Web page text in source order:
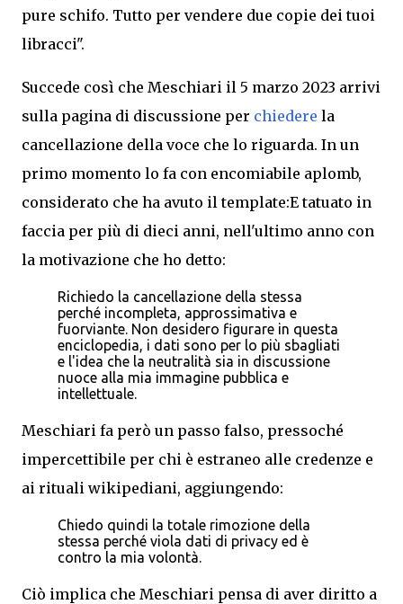
pure schifo. Tutto per vendere due copie dei tuoi
libracci".
Succede così che Meschiari il 5 marzo 2023 arrivi
sulla pagina di discussione per chiedere la
cancellazione della voce che lo riguarda. In un
primo momento lo fa con encomiabile aplomb,
considerato che ha avuto il template:E tatuato in
faccia per più di dieci anni, nell'ultimo anno con
la motivazione che ho detto:
Richiedo la cancellazione della stessa
perché incompleta, approssimativa e
fuorviante. Non desidero figurare in questa
enciclopedia, i dati sono per lo più sbagliati
e l'idea che la neutralità sia in discussione
nuoce alla mia immagine pubblica e
intellettuale.
Meschiari fa però un passo falso, pressoché
impercettibile per chi è estraneo alle credenze e
ai rituali wikipediani, aggiungendo:
Chiedo quindi la totale rimozione della
stessa perché viola dati di privacy ed è
contro la mia volontà.
Ciò implica che Meschiari pensa di aver diritto a